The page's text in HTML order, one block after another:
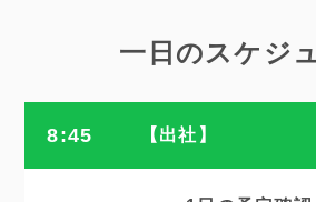
一日のスケジ
8:45 【出社】